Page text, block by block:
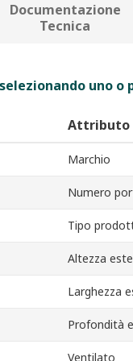
Documentazione
Tecnica
uno
Attributo
Marchio
Numero
Tipo
Altezza
Larghezza
Profondità
Ventilato